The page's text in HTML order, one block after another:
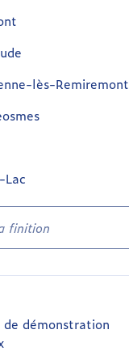
lès-Remiremont
de démonstration